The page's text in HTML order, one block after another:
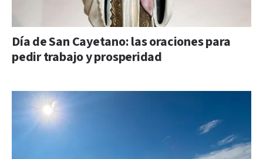
Día de San Cayetano: las oraciones para
pedir trabajo y prosperidad